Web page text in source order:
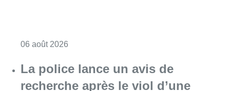
06 août 2026
La police lance un avis de
recherche après le viol d’une